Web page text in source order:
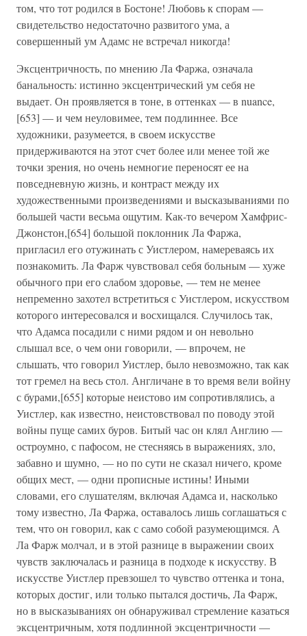
том, что тот родился в Бостоне! Любовь к спорам —
свидетельство недостаточно развитого ума, а
совершенный ум Адамс не встречал никогда!
Эксцентричность, по мнению Ла Фаржа, означала
банальность: истинно эксцентрический ум себя не
выдает. Он проявляется в тоне, в оттенках — в nuance,
[653] — и чем неуловимее, тем подлиннее. Все
художники, разумеется, в своем искусстве
придерживаются на этот счет более или менее той же
точки зрения, но очень немногие переносят ее на
повседневную жизнь, и контраст между их
художественными произведениями и высказываниями по
большей части весьма ощутим. Как-то вечером Хамфрис-
Джонстон,[654] большой поклонник Ла Фаржа,
пригласил его отужинать с Уистлером, намереваясь их
познакомить. Ла Фарж чувствовал себя больным — хуже
обычного при его слабом здоровье, — тем не менее
непременно захотел встретиться с Уистлером, искусством
которого интересовался и восхищался. Случилось так,
что Адамса посадили с ними рядом и он невольно
слышал все, о чем они говорили, — впрочем, не
слышать, что говорил Уистлер, было невозможно, так как
тот гремел на весь стол. Англичане в то время вели войну
с бурами,[655] которые неистово им сопротивлялись, а
Уистлер, как известно, неистовствовал по поводу этой
войны пуще самих буров. Битый час он клял Англию —
остроумно, с пафосом, не стесняясь в выражениях, зло,
забавно и шумно, — но по сути не сказал ничего, кроме
общих мест, — одни прописные истины! Иными
словами, его слушателям, включая Адамса и, насколько
тому известно, Ла Фаржа, оставалось лишь соглашаться с
тем, что он говорил, как с само собой разумеющимся. А
Ла Фарж молчал, и в этой разнице в выражении своих
чувств заключалась и разница в подходе к искусству. В
искусстве Уистлер превзошел то чувство оттенка и тона,
которых достиг, или только пытался достичь, Ла Фарж,
но в высказываниях он обнаруживал стремление казаться
эксцентричным, хотя подлинной эксцентричности —